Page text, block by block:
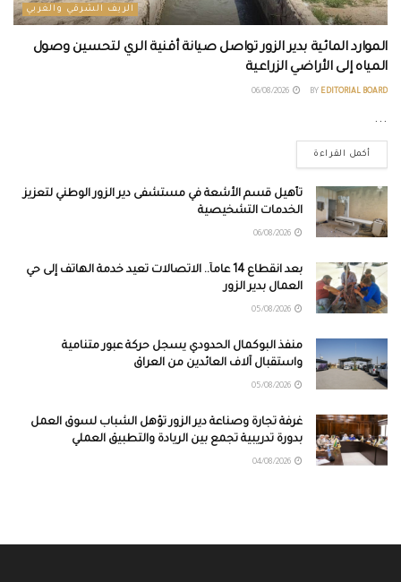
الريف الشرقي والغربي
الموارد المائية بدير الزور تواصل صيانة أقنية الري لتحسين وصول
المياه إلى الأراضي الزراعية
BY EDITORIAL BOARD
...
أكمل القراءة
تأهيل قسم الأشعة في مستشفى دير الزور الوطني لتعزيز
الخدمات التشخيصية
بعد انقطاع 14 عاماً.. الاتصالات تعيد خدمة الهاتف إلى حي
العمال بدير الزور
منفذ البوكمال الحدودي يسجل حركة عبور متنامية
واستقبال آلاف العائدين من العراق
غرفة تجارة وصناعة دير الزور تؤهل الشباب لسوق العمل
بدورة تدريبية تجمع بين الريادة والتطبيق العملي